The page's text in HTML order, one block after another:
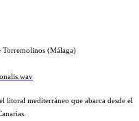
mediterráneo que abarca desde el